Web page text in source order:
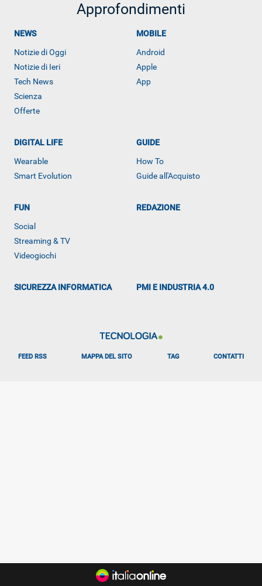
Approfondimenti
NEWS
Notizie di Oggi
Notizie di Ieri
Tech News
Scienza
Offerte
MOBILE
Android
Apple
App
DIGITAL LIFE
Wearable
Smart Evolution
GUIDE
How To
Guide all'Acquisto
FUN
Social
Streaming & TV
Videogiochi
REDAZIONE
SICUREZZA INFORMATICA PMI E INDUSTRIA 4.0
FEED RSS MAPPA DEL SITO TAG CONTATTI